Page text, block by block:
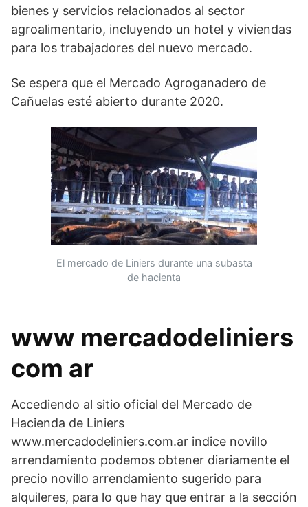
bienes y servicios relacionados al sector
agroalimentario, incluyendo un hotel y viviendas
para los trabajadores del nuevo mercado.
Se espera que el Mercado Agroganadero de
Cañuelas esté abierto durante 2020.
El mercado de Liniers durante una subasta
de hacienta
www mercadodeliniers
com ar
Accediendo al sitio oficial del Mercado de
Hacienda de Liniers
www.mercadodeliniers.com.ar indice novillo
arrendamiento podemos obtener diariamente el
precio novillo arrendamiento sugerido para
alquileres, para lo que hay que entrar a la sección